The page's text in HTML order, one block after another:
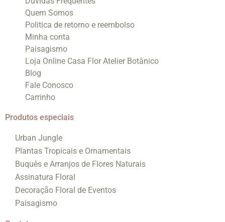
Quem Somos
Politica de retorno e reembolso
Minha conta
Paisagismo
Loja Online Casa Flor Atelier Botânico
Blog
Fale Conosco
Carrinho
Produtos especiais
Urban Jungle
Plantas Tropicais e Ornamentais
Buquês e Arranjos de Flores Naturais
Assinatura Floral
Decoração Floral de Eventos
Paisagismo